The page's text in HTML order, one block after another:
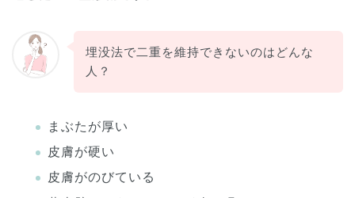
埋没法で二重を維持できないのはどんな
人？
まぶたが厚い
皮膚が硬い
皮膚がのびている